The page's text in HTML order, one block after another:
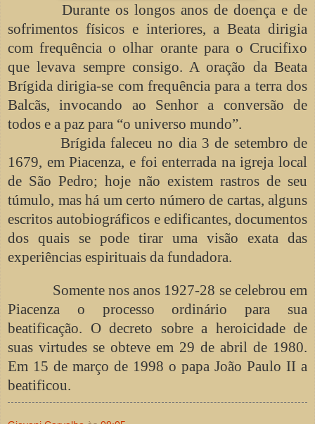
Durante os longos anos de doença e de
sofrimentos físicos e interiores, a Beata dirigia
com frequência o olhar orante para o Crucifixo
que levava sempre consigo. A oração da Beata
Brígida dirigia-se com frequência para a terra dos
Balcãs, invocando ao Senhor a conversão de
todos e a paz para “o universo mundo”.
Brígida faleceu no dia 3 de setembro de
1679, em Piacenza, e foi enterrada na igreja local
de São Pedro; hoje não existem rastros de seu
túmulo, mas há um certo número de cartas, alguns
escritos autobiográficos e edificantes, documentos
dos quais se pode tirar uma visão exata das
experiências espirituais da fundadora.
Somente nos anos 1927-28 se celebrou em
Piacenza o processo ordinário para sua
beatificação. O decreto sobre a heroicidade de
suas virtudes se obteve em 29 de abril de 1980.
Em 15 de março de 1998 o papa João Paulo II a
beatificou.